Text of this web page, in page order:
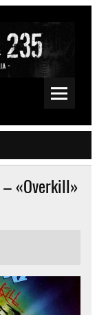
Space, Drone
– «Overkill»